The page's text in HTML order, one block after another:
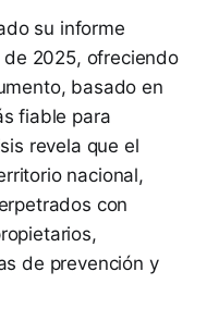
su informe
2025, ofreciendo
basado en
fiable para
revela que el
nacional,
con
de prevención y